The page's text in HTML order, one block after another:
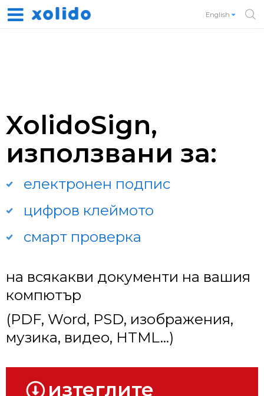
English
XolidoSign,
използвани за:
електронен подпис
цифров клеймото
смарт проверка
на всякакви документи на вашия
компютър
(PDF, Word, PSD, изображения,
музика, видео, HTML...)
изтеглите